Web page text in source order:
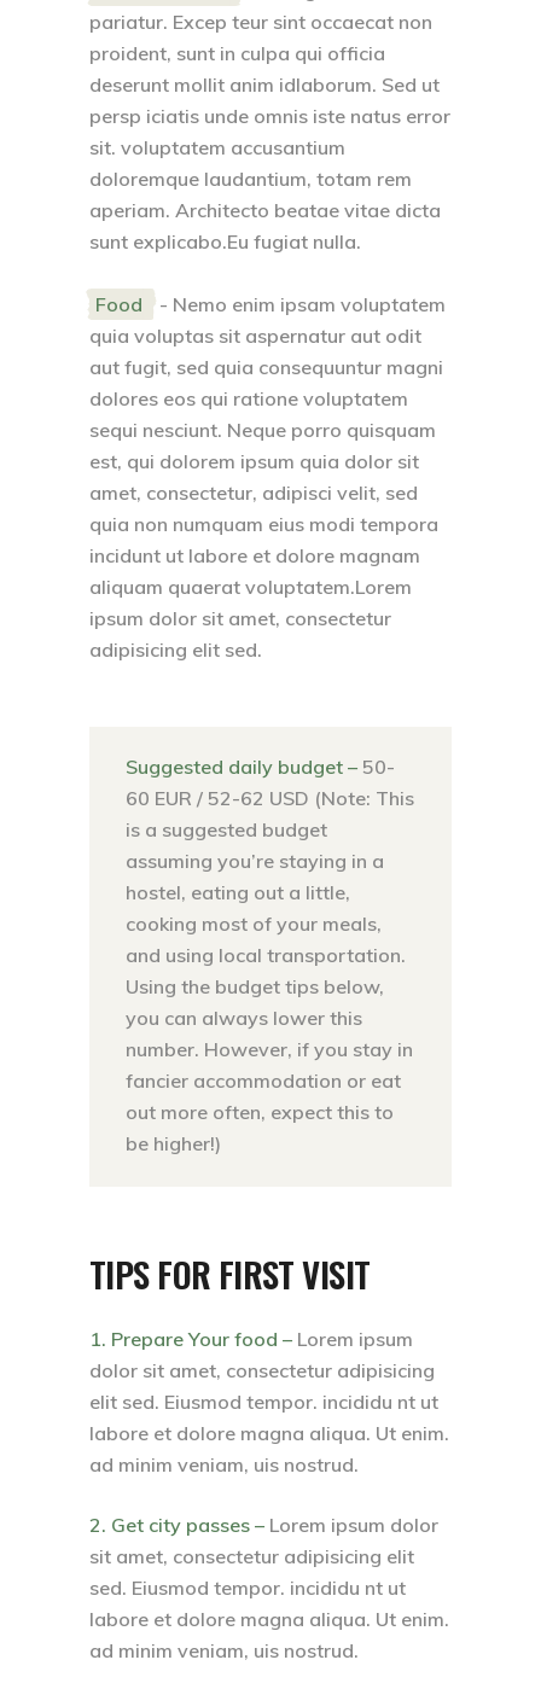
pariatur. Excep teur sint occaecat non
proident, sunt in culpa qui officia
deserunt mollit anim idlaborum. Sed ut
persp iciatis unde omnis iste natus error
sit. voluptatem accusantium
doloremque laudantium, totam rem
aperiam. Architecto beatae vitae dicta
sunt explicabo.Eu fugiat nulla.
Food - Nemo enim ipsam voluptatem
quia voluptas sit aspernatur aut odit
aut fugit, sed quia consequuntur magni
dolores eos qui ratione voluptatem
sequi nesciunt. Neque porro quisquam
est, qui dolorem ipsum quia dolor sit
amet, consectetur, adipisci velit, sed
quia non numquam eius modi tempora
incidunt ut labore et dolore magnam
aliquam quaerat voluptatem.Lorem
ipsum dolor sit amet, consectetur
adipisicing elit sed.
Suggested daily budget – 50-
60 EUR / 52-62 USD (Note: This
is a suggested budget
assuming you’re staying in a
hostel, eating out a little,
cooking most of your meals,
and using local transportation.
Using the budget tips below,
you can always lower this
number. However, if you stay in
fancier accommodation or eat
out more often, expect this to
be higher!)
TIPS FOR FIRST VISIT
1. Prepare Your food – Lorem ipsum
dolor sit amet, consectetur adipisicing
elit sed. Eiusmod tempor. incididu nt ut
labore et dolore magna aliqua. Ut enim.
ad minim veniam, uis nostrud.
2. Get city passes – Lorem ipsum dolor
sit amet, consectetur adipisicing elit
sed. Eiusmod tempor. incididu nt ut
labore et dolore magna aliqua. Ut enim.
ad minim veniam, uis nostrud.